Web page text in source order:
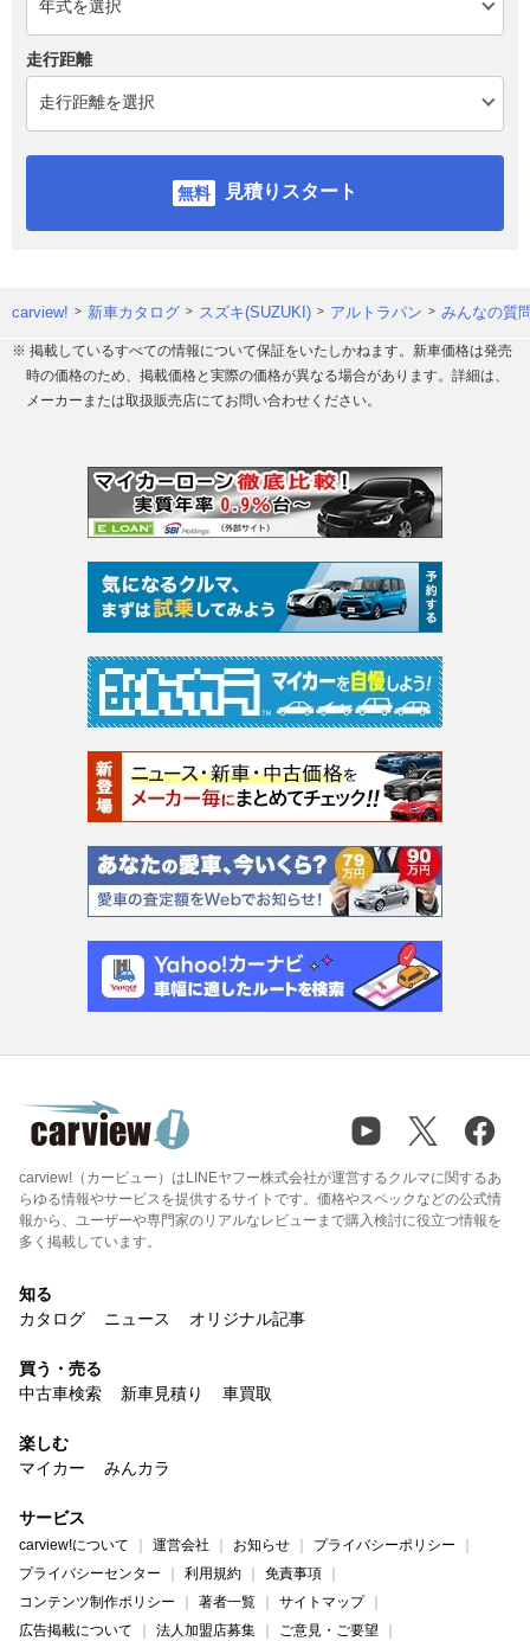
走行距離
見積りスタート
carview! 新車カタログ スズキ(SUZUKI) アルトラパン みんなの質
※ 掲載しているすべての情報について保証をいたしかねます。新車価格は発売
時の価格のため、掲載価格と実際の価格が異なる場合があります。詳細は、
メーカーまたは取扱販売店にてお問い合わせください。
carview!（カービュー）はLINEヤフー株式会社が運営するクルマに関するあ
らゆる情報やサービスを提供するサイトです。価格やスペックなどの公式情
報から、ユーザーや専門家のリアルなレビューまで購入検討に役立つ情報を
多く掲載しています。
知る
カタログ
ニュース オリジナル記事
買う・売る
中古車検索
新車見積り 車買取
楽しむ
マイカー
みんカラ
サービス
carview!について 運営会社 お知らせ
プライバシーポリシー
プライバシーセンター
利用規約
免責事項
コンテンツ制作ポリシー
著者一覧
サイトマップ
広告掲載について
法人加盟店募集 ご意見・ご要望